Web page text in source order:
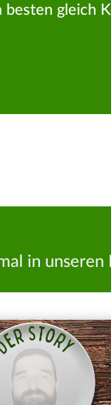
besten gleich
in unseren